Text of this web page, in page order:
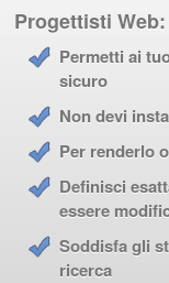
Progettisti Web:
Permetti ai
sicuro
Non devi
Per renderlo
Definisci
essere
Soddisfa gli
ricerca